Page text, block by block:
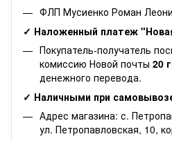
ФЛП Мусиенко Роман
✓ Наложенный платеж
Покупатель-получатель
комиссию Новой почты 20
денежного перевода.
✓ Наличными при
Адрес магазина: с.
ул. Петропавловская, 10,